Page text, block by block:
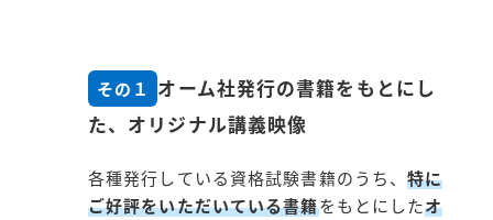
その１ オーム社発行の書籍をもとにし
た、オリジナル講義映像
各種発行している資格試験書籍のうち、特に
ご好評をいただいている書籍をもとにしたオ